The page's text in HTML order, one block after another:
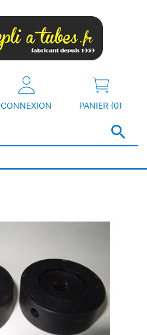

CONNEXION PANIER (0)